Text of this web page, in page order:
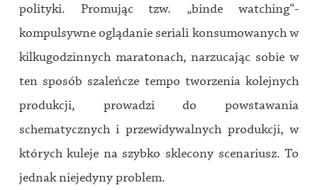
polityki. Promując tzw. „binde watching“-
kompulsywne oglądanie seriali konsumowanych w
kilkugodzinnych maratonach, narzucając sobie w
ten sposób szaleńcze tempo tworzenia kolejnych
produkcji, prowadzi do powstawania
schematycznych i przewidywalnych produkcji, w
których kuleje na szybko sklecony scenariusz. To
jednak niejedyny problem.